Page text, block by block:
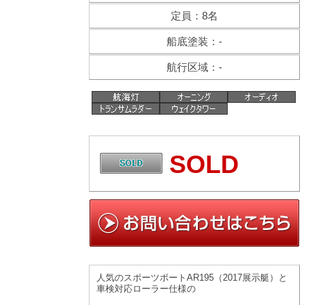
定員：8名
船底塗装：-
航行区域：-
SOLD
人気のスポーツボートAR195（2017展示艇）と
車検対応ローラー仕様の